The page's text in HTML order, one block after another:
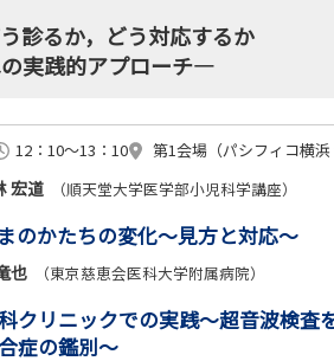
診るか，どう対応するか
実践的アプローチ―
12：10～13：10
第1会場（パシフィコ横浜
宏道 （順天堂大学医学部小児科学講座）
のかたちの変化～見方と対応～
也 （東京慈恵会医科大学附属病院）
クリニックでの実践～超音波検査
症の鑑別～